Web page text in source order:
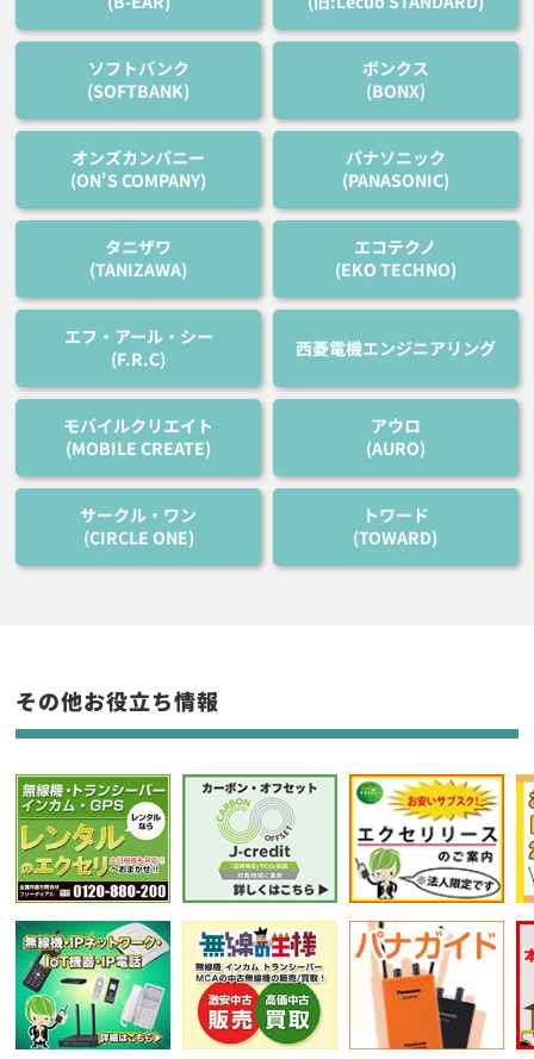
ソフトバンク
(SOFTBANK)
ボンクス
(BONX)
オンズカンパニー
(ON'S COMPANY)
パナソニック
(PANASONIC)
タニザワ
(TANIZAWA)
エコテクノ
(EKO TECHNO)
エフ・アール・シー
(F.R.C)
西菱電機エンジニアリング
モバイルクリエイト
(MOBILE CREATE)
アウロ
(AURO)
サークル・ワン
(CIRCLE ONE)
トワード
(TOWARD)
その他お役立ち情報